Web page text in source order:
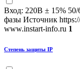
Вход: 220В ± 15%
фазы Источник
www.instart-info.ru 1
Степень защиты IP